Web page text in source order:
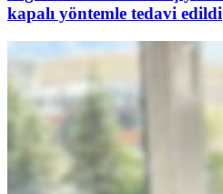
kapalı yöntemle tedavi edildi